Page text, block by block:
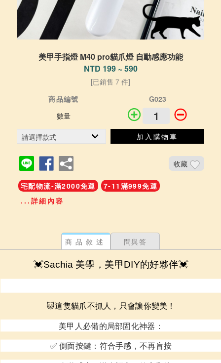
美甲手指燈 M40 pro貓爪燈 自動感應功能
NTD 199 ~ 590
[已銷售 7 件]
商品編號
G023
數量
加入購物車
收藏
宅配物流-滿2000免運
7-11滿999免運
...詳細內容
商品敘述 問與答